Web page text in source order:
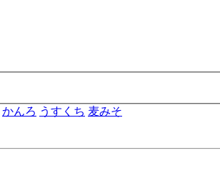
かんろ うすくち 麦みそ